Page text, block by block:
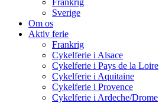
Frankrig
Sverige
Om os
Aktiv ferie
Frankrig
Cykelferie i Alsace
Cykelferie i Pays de la Loire
Cykelferie i Aquitaine
Cykelferie i Provence
Cykelferie i Ardeche/Drome